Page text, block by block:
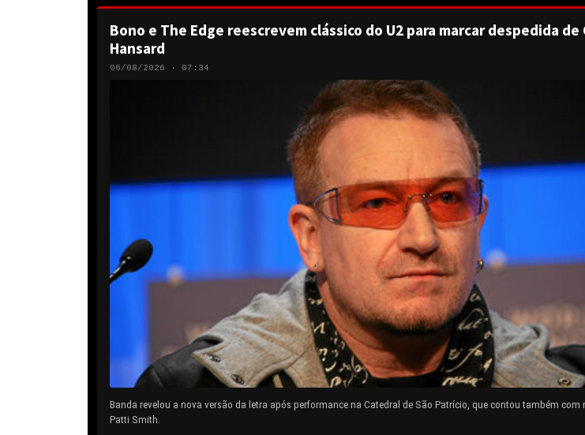
Bono e The Edge reescrevem clássico do U2 para marcar despedida de
Hansard
06/08/2026 · 07:34
Banda revelou a nova versão da letra após performance na Catedral de São Patrício, que contou também com
Patti Smith.